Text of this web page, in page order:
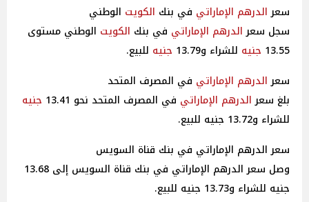
سعرالدرهم الإماراتي في بنك الكويت الوطني
سجل سعرالدرهم الإماراتي في بنك الكويت الوطني مستوى
13.55 جنيه للشراء و13.79 جنيه للبيع.
سعرالدرهم الإماراتي في المصرف المتحد
بلغ سعرالدرهم الإماراتي في المصرف المتحد نحو 13.41
جنيه
للشراء و13.72 جنيه للبيع.
سعر الدرهم الإماراتي في بنك قناة السويس
وصل سعر الدرهم الإماراتي في بنك قناة السويس إلى 13.68
جنيه للشراء و13.73 جنيه للبيع.